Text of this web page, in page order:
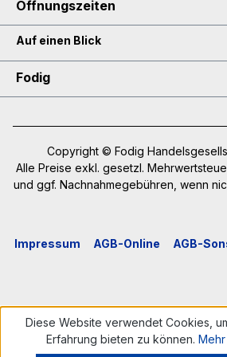
Öffnungszeiten
Auf einen Blick
Fodig
Copyright © Fodig
Alle Preise exkl. gesetzl.
und ggf. Nachnahmegebühren, wenn
Impressum AGB-Online AGB-
Diese Website verwendet Cookies,
Erfahrung bieten zu können. Mehr